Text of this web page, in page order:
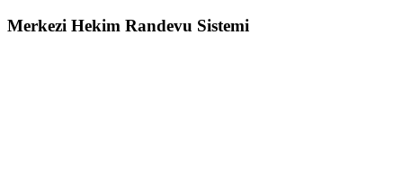
Merkezi Hekim Randevu Sistemi